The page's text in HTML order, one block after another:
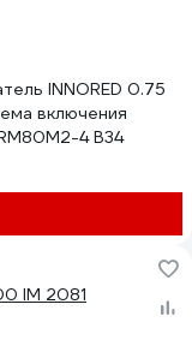
INNORED 0.75
включения
4 B34